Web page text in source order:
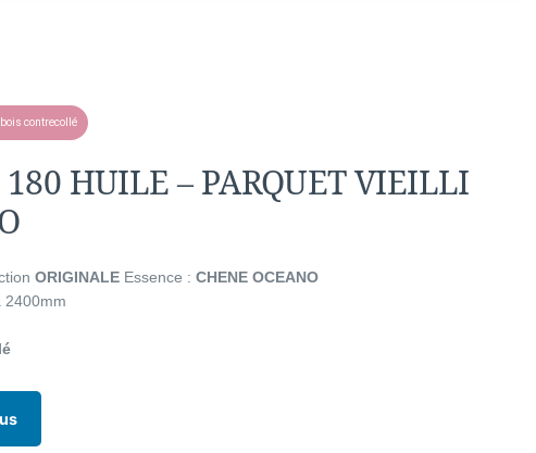
180 HUILE – PARQUET VIEILLI
ORIGINALE Essence :CHENE OCEANO
2400mm
bois contrecollé